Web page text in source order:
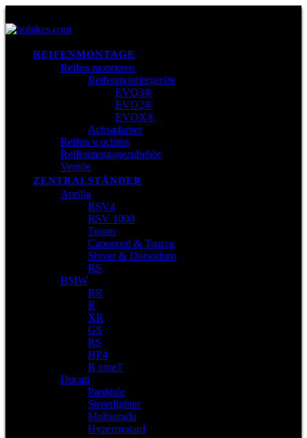
REIFENMONTAGE
Reifen montieren
Reifenmontiergeräte
EVO3®
EVO2®
EVOX®
Achsadapter
Reifen wuchten
Reifenmontagezubehör
Ventile
ZENTRALSTÄNDER
Aprilia
RSV4
RSV 1000
Tuono
Caponord & Tuareg
Shiver & Dorsoduro
RS
BMW
RR
R
XR
GS
RS
HP4
R nineT
Ducati
Panigale
Streetfighter
Multistrada
Hypermotard